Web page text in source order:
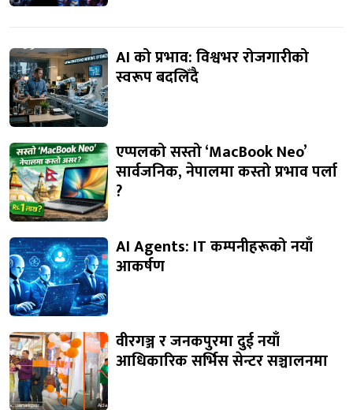
AI को प्रभाव: विश्वभर रोजगारीको
स्वरूप बदलिँदै
एप्पलको सस्तो ‘MacBook Neo’
सार्वजनिक, नेपालमा कस्तो प्रभाव पर्ला
?
AI Agents: IT कम्पनीहरूको नयाँ
आकर्षण
वीरगञ्ज र जनकपुरमा दुई नयाँ
आधिकारिक सर्भिस सेन्टर सञ्चालनमा